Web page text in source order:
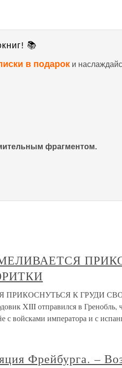
📚
в подарок и
фрагментом.
К ГРУДИ
XIII отправился в Гренобль,
с войсками императора и с
Фрейбурга. –